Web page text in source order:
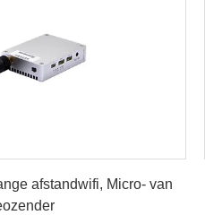
afstandwifi, Micro- van